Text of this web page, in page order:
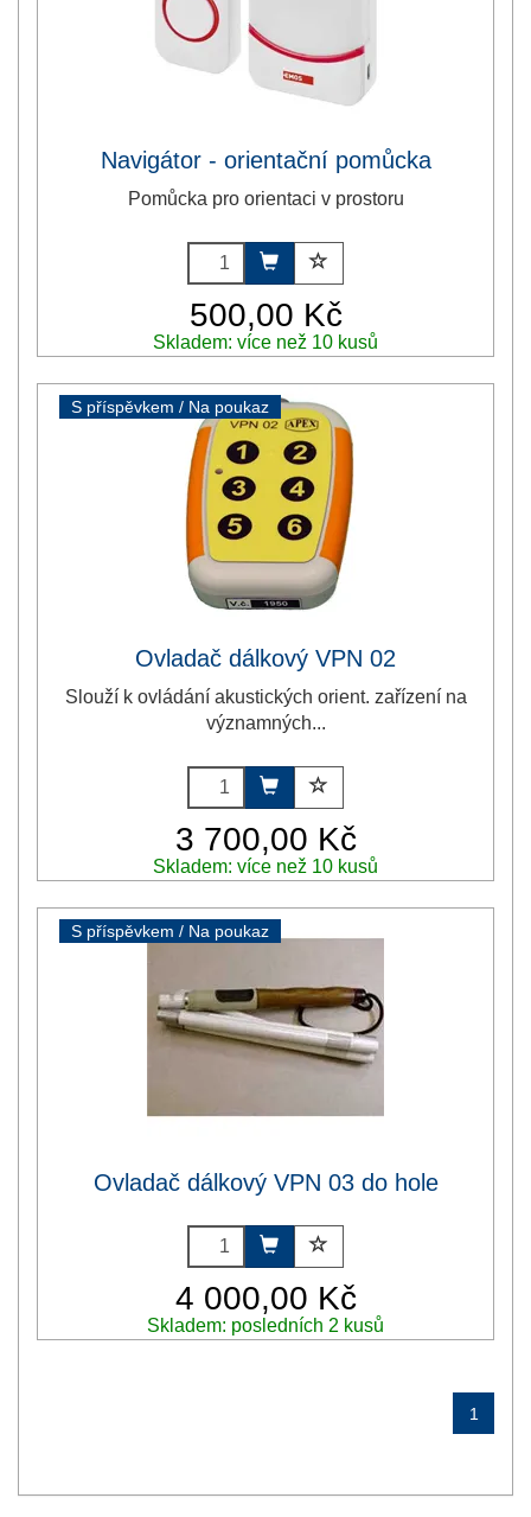
Navigátor - orientační pomůcka
Pomůcka pro orientaci v prostoru
500,00 Kč
Skladem: více než 10 kusů
S příspěvkem / Na poukaz
Ovladač dálkový VPN 02
Slouží k ovládání akustických orient. zařízení na
významných...
3 700,00 Kč
Skladem: více než 10 kusů
S příspěvkem / Na poukaz
Ovladač dálkový VPN 03 do hole
4 000,00 Kč
Skladem: posledních 2 kusů
1